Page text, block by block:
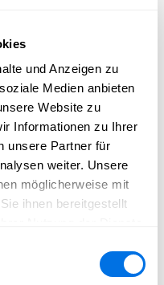
und Anzeigen zu
Medien anbieten
Website zu
Informationen zu Ihrer
unsere Partner für
weiter. Unsere
möglicherweise mit
ihnen bereitgestellt
sichern (nur für
freigeschaltet – du